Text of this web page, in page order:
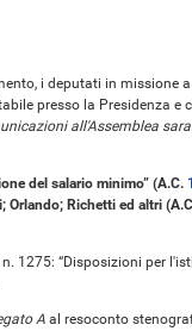
i deputati in missione
presso la Presidenza e
all'Assemblea
del salario minimo” (A.C.
Orlando; Richetti ed altri
1275: “Disposizioni per
A al resoconto